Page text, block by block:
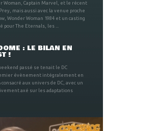
Woman, Captain Marvel, et le récent
mais aussi avec la venue proche
Wonder Woman 1984 et un casting
pour The Eternals, les ...
: LE BILAN EN
!
passé se tenait le DC
évènement intégralement en
consacré aux univers de DC, avec un
axé sur les adaptations